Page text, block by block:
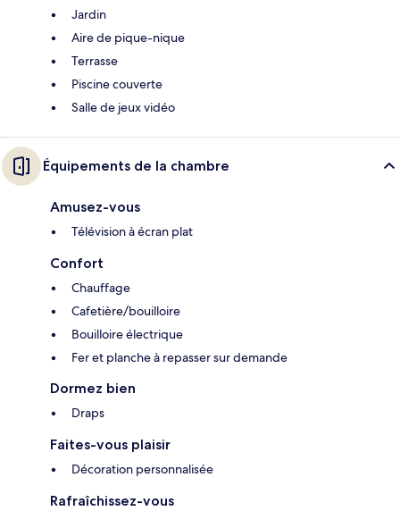
Jardin
Aire de pique-nique
Terrasse
Piscine couverte
Salle de jeux vidéo
Équipements de la chambre
Amusez-vous
Télévision à écran plat
Confort
Chauffage
Cafetière/bouilloire
Bouilloire électrique
Fer et planche à repasser sur demande
Dormez bien
Draps
Faites-vous plaisir
Décoration personnalisée
Rafraîchissez-vous